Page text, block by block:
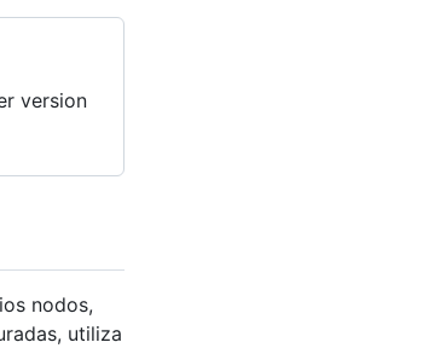
version
nodos,
utiliza